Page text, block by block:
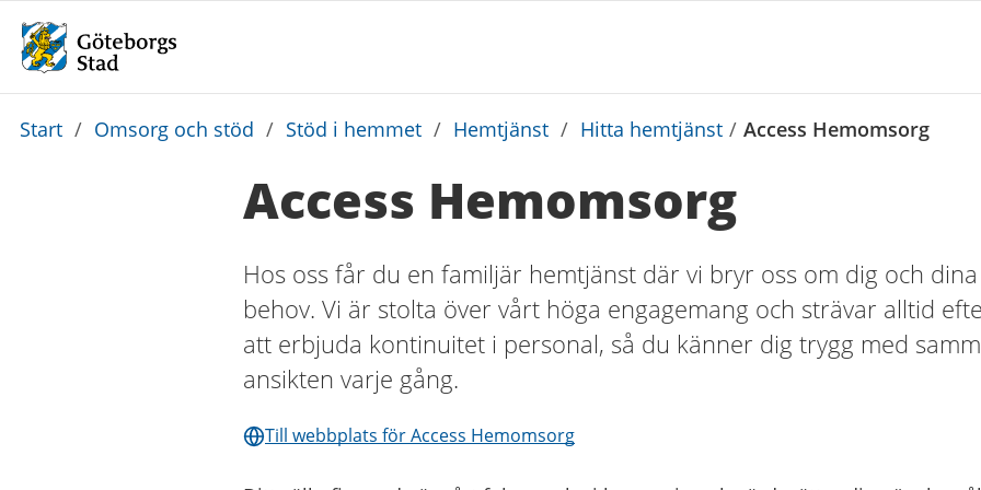
Du
Start / Omsorg och stöd / Stöd i hemmet / Hemtjänst / Hitta hemtjänst / Access Hemomsorg
Access Hemomsorg
Hos oss får du en familjär hemtjänst där vi bryr oss om dig och dina
behov. Vi är stolta över vårt höga engagemang och strävar alltid
att erbjuda kontinuitet i personal, så du känner dig trygg med
ansikten varje gång.
Till webbplats för Access Hemomsorg